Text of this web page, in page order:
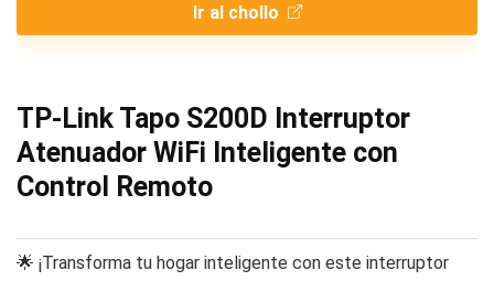
Ir al chollo
TP-Link Tapo S200D Interruptor
Atenuador WiFi Inteligente con
Control Remoto
🌟 ¡Transforma tu hogar inteligente con este interruptor